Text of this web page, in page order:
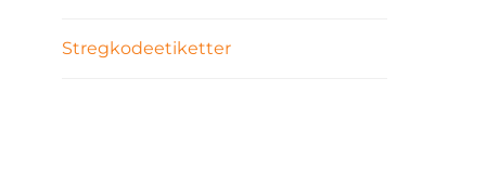
Stregkodeetiketter